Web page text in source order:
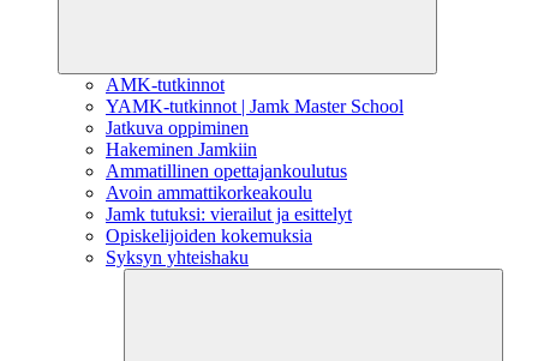
AMK-tutkinnot
YAMK-tutkinnot | Jamk Master School
Jatkuva oppiminen
Hakeminen Jamkiin
Ammatillinen opettajankoulutus
Avoin ammattikorkeakoulu
Jamk tutuksi: vierailut ja esittelyt
Opiskelijoiden kokemuksia
Syksyn yhteishaku